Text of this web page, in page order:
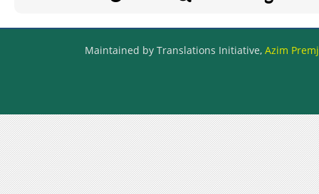
Maintained by Translations Initiative, Azim